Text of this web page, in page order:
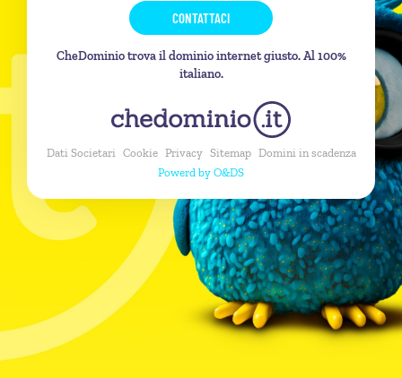
CONTATTACI
CheDominio trova il dominio internet giusto. Al 100%
italiano.
Dati Societari Cookie Privacy Sitemap Domini in scadenza
Powerd by O&DS